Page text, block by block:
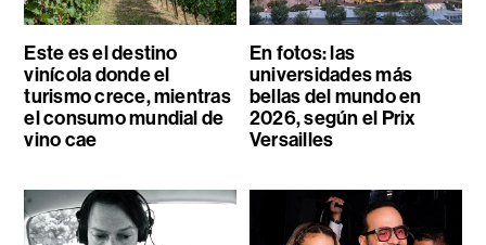
Este es el destino
vinícola donde el
turismo crece, mientras
el consumo mundial de
vino cae
En fotos: las
universidades más
bellas del mundo en
2026, según el Prix
Versailles